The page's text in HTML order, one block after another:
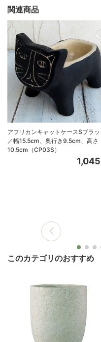
関連商品
アフリカンキャットケースSブラッ
／幅15.5cm、奥行き9.5cm、高さ
10.5cm（CP03S）
1,045
このカテゴリのおすすめ